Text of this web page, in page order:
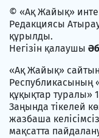
© «Ақ Жайық»
Редакциясы
құрылды.
Негізін қалаушы
«Ақ Жайық»
Республикасының
құқықтар
Заңында тікелей
жазбаша
мақсатта